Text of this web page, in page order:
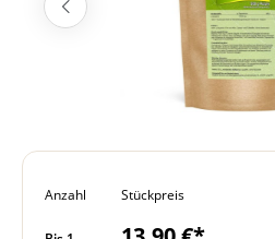
Anzahl Stückpreis